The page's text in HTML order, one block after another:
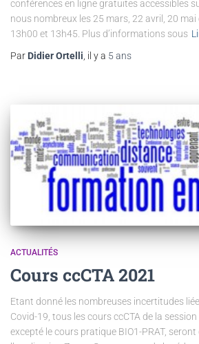
conférences en ligne gratuites accessibles
nous nombreux les 25 mars, 22 avril, 20 mai
13h00 et 13h45. Plus d’informations sous
Par Didier Ortelli , il y a 5 ans
ACTUALITÉS
Cours ccCTA 2021
Etant donné les nombreuses incertitudes
Covid-19, tous les cours ccCTA de la
excepté le cours pratique BIO1-PRAT,